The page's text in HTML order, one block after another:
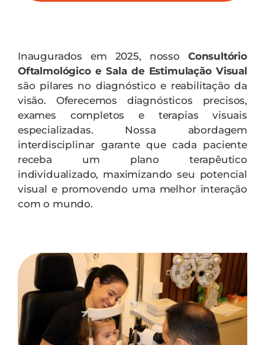
Inaugurados em 2025, nosso Consultório
Oftalmológico e Sala de Estimulação Visual
são pilares no diagnóstico e reabilitação da
visão. Oferecemos diagnósticos precisos,
exames completos e terapias visuais
especializadas. Nossa abordagem
interdisciplinar garante que cada paciente
receba um plano terapêutico
individualizado, maximizando seu potencial
visual e promovendo uma melhor interação
com o mundo.